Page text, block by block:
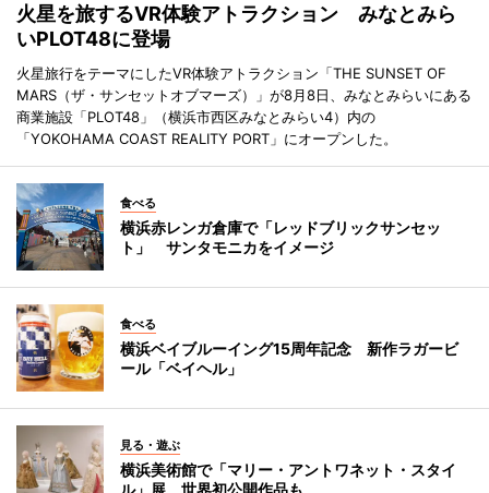
火星を旅するVR体験アトラクション みなとみら
いPLOT48に登場
火星旅行をテーマにしたVR体験アトラクション「THE SUNSET OF
MARS（ザ・サンセットオブマーズ）」が8月8日、みなとみらいにある
商業施設「PLOT48」（横浜市西区みなとみらい4）内の
「YOKOHAMA COAST REALITY PORT」にオープンした。
食べる
横浜赤レンガ倉庫で「レッドブリックサンセッ
ト」 サンタモニカをイメージ
食べる
横浜ベイブルーイング15周年記念 新作ラガービ
ール「ベイヘル」
見る・遊ぶ
横浜美術館で「マリー・アントワネット・スタイ